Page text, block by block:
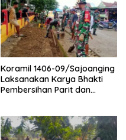
Koramil 1406-09/Sajoanging
Laksanakan Karya Bhakti
Pembersihan Parit dan